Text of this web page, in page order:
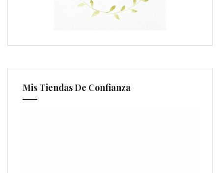
Mis Tiendas De Confianza